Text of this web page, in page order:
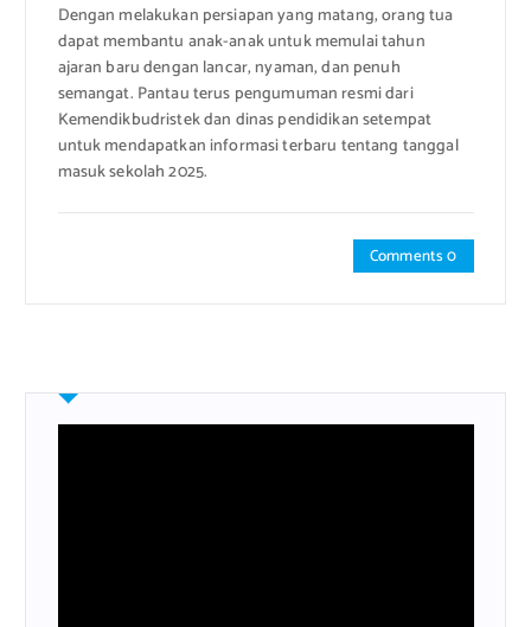
Dengan melakukan persiapan yang matang, orang tua
dapat membantu anak-anak untuk memulai tahun
ajaran baru dengan lancar, nyaman, dan penuh
semangat. Pantau terus pengumuman resmi dari
Kemendikbudristek dan dinas pendidikan setempat
untuk mendapatkan informasi terbaru tentang tanggal
masuk sekolah 2025.
Comments 0